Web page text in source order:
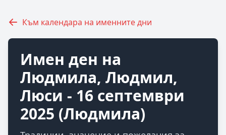
Към календара на именните дни
Имен ден на
Людмила, Людмил,
Люси - 16 септември
2025 (Людмила)